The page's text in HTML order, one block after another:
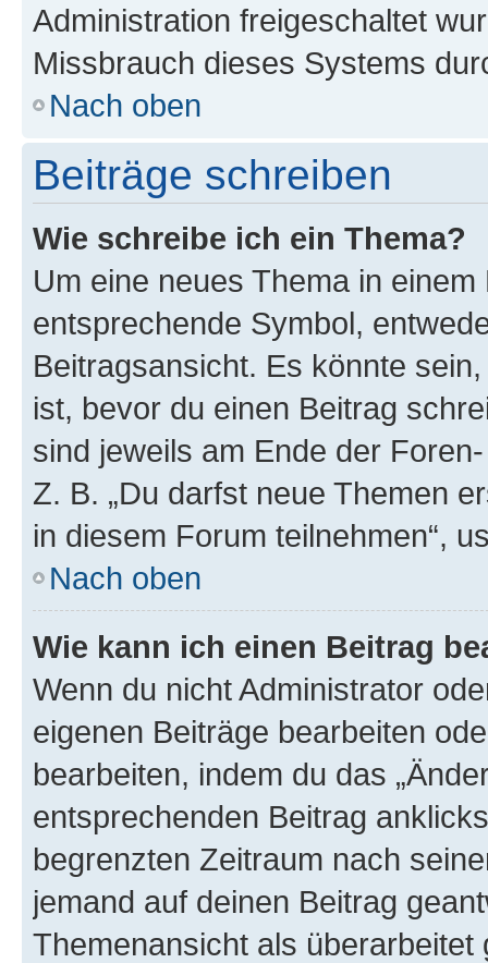
Administration freigeschaltet
Missbrauch dieses Systems
Nach oben
Beiträge schreiben
Wie schreibe ich ein Thema?
Um eine neues Thema in
entsprechende Symbol,
Beitragsansicht. Es könnte
ist, bevor du einen Beitrag
sind jeweils am Ende der
Z. B. „Du darfst neue Themen
in diesem Forum teilnehmen“,
Nach oben
Wie kann ich einen Beitrag
Wenn du nicht Administrator
eigenen Beiträge bearbeiten
bearbeiten, indem du das
entsprechenden Beitrag
begrenzten Zeitraum nach
jemand auf deinen Beitrag
Themenansicht als